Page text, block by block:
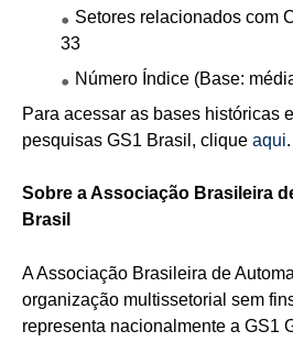
Setores relacionados com
33
Número Índice (Base:
Para acessar as bases históricas
pesquisas GS1 Brasil, clique aqui.
Sobre a Associação Brasileira
Brasil
A Associação Brasileira de
organização multissetorial sem
representa nacionalmente a GS1